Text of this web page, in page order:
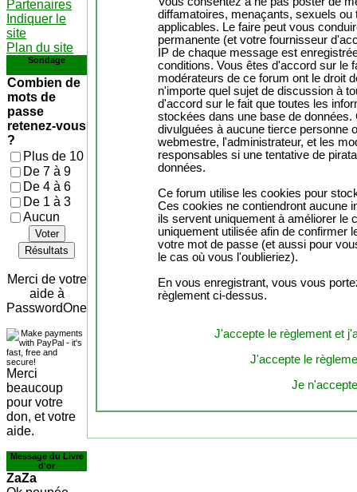
Partenaires
Indiquer le
site
Plan du site
Sondage
Combien de
mots de
passe
retenez-vous
?
Plus de 10
De 7 à 9
De 4 à 6
De 1 à 3
Aucun
Voter
Résultats
Merci de votre
aide à
PasswordOne
Merci
beaucoup
pour votre
don, et votre
aide.
Message du Livre
d'or
ZaZa
diffamatoires, menaçants, sexuels
applicables. Le faire peut vous
permanente (et votre fournisseur
IP de chaque message est
conditions. Vous êtes d'accord sur le
modérateurs de ce forum ont le droit
n'importe quel sujet de discussion à
d'accord sur le fait que toutes les
stockées dans une base de
divulguées à aucune tierce personne
webmestre, l'administrateur, et les
responsables si une tentative de
données.
Ce forum utilise les cookies pour
Ces cookies ne contiendront aucune
ils servent uniquement à améliorer le
uniquement utilisée afin de confirmer
votre mot de passe (et aussi pour
le cas où vous l'oublieriez).
En vous enregistrant, vous vous
règlement ci-dessus.
J'accepte le règlement et
J'accepte le
Je